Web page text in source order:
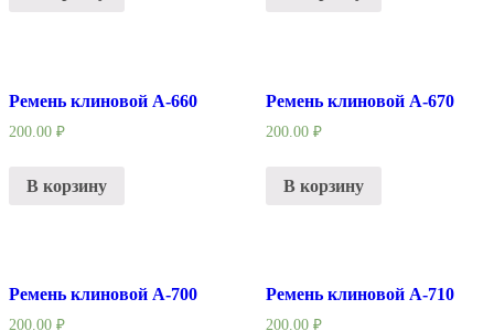
Ремень клиновой А-660
200.00 ₽
В корзину
Ремень клиновой А-670
200.00 ₽
В корзину
Ремень клиновой А-700
200.00 ₽
Ремень клиновой А-710
200.00 ₽